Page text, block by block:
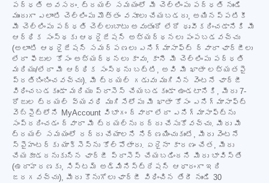
పద్ధతి అవసరం. ట్రయల్ సమయంలో మీ చెల్లింపు పద్ధతి నుండి
ముందుగా ఎలాంటి చెల్లింపు మొత్తం వసూలు చేయబడదు, అయినప్పటికీ
మీ చెల్లింపు పద్ధతి చెల్లుబాటు అవుతుందో లేదో ధృవీకరించడానికి మీ
ఆర్థిక సంస్థకు ఆథరైజేషన్ అభ్యర్థనలు పంపబడవచ్చు
(అలాంటి ఆథరైజేషన్ సమర్పణలు ఎనిగ్మాసాఫ్ట్ ద్వారా ఛార్జీలు
లేదా ఫీజుల కోసం అభ్యర్థనలు కావు, కానీ మీ చెల్లింపు పద్ధతి
మరియు/లేదా మీ ఆర్థిక సంస్థను బట్టి, అవి మీ ఖాతా లభ్యతపై
ప్రతిబింబించవచ్చు). మీ ట్రయల్ గడువు ముగిసిన వెంటనే ఛార్జీ
విధించబడకుండా మరియు ప్రాసెస్ చేయబడకుండా ఉండటానికి, మీరు 7-
రోజుల ట్రయల్ వ్యవధి ముగిసేలోపు మీ ఖాతా కోసం ఎనిగ్మాసాఫ్ట్
వెబ్‌సైట్‌లోని MyAccount విభాగం ద్వారా లేదా ఎనిగ్మాసాఫ్ట్‌ను
సంప్రదించడం ద్వారా మీ ట్రయల్‌ను రద్దు చేసుకోవచ్చు. మీరు మీ
ట్రయల్ సమయంలో రద్దు చేయాలని నిర్ణయించుకుంటే, మీరు వెంటనే
స్పైహంటర్‌కు యాక్సెస్‌ను కోల్పోతారు. ఏదైనా కారణం చేత, మీరు
చేయకూడదనుకున్న ఛార్జీ ప్రాసెస్ చేయబడిందని మీరు భావిస్తే
(ఉదాహరణకు, సిస్టమ్ అడ్మినిస్ట్రేషన్ ఆధారంగా ఇది
జరగవచ్చు), మీరు కొనుగోలు ఛార్జీ విధించిన తేదీ నుండి 30